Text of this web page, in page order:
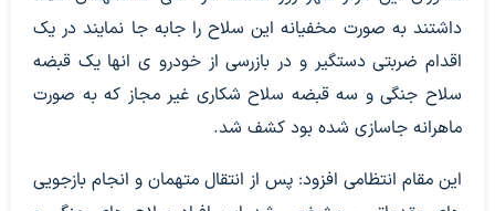
داشتند به صورت مخفیانه این سلاح را جابه جا نمایند در یک
اقدام ضربتی دستگیر و در بازرسی از خودرو ی انها یک قبضه
سلاح جنگی و سه قبضه سلاح شکاری غیر مجاز که به صورت
ماهرانه جاسازی شده بود کشف شد.
این مقام انتظامی افزود: پس از انتقال متهمان و انجام بازجویی